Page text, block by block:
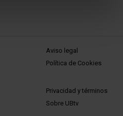
MENÚ PEU 1
Aviso legal
Política de Cookies
PEU 2
Privacidad y términos
Sobre UBtv